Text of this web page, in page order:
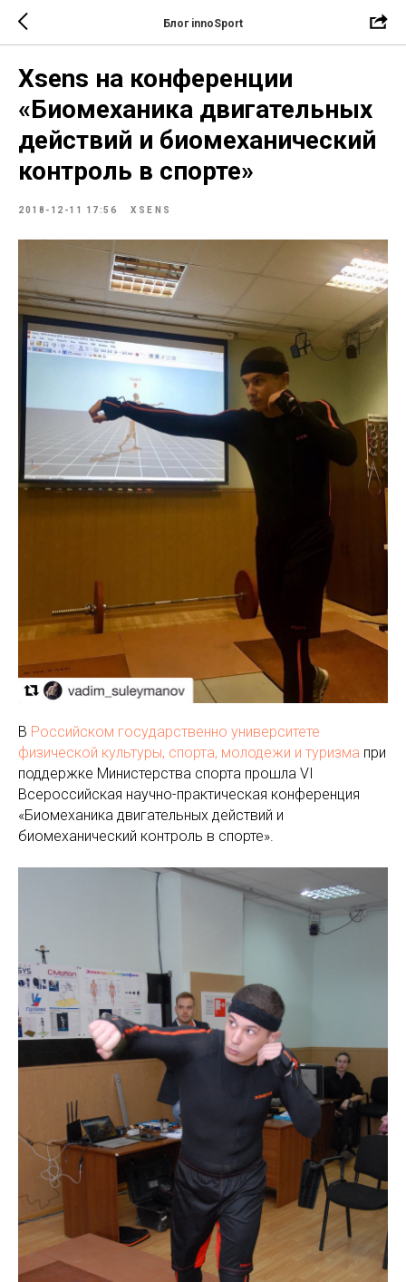
Блог innoSport
Xsens на конференции
«Биомеханика двигательных
действий и биомеханический
контроль в спорте»
2018-12-11 17:56 XSENS
В Российском государственно университете
физической культуры, спорта, молодежи и туризма при
поддержке Министерства спорта прошла VI
Всероссийская научно-практическая конференция
«Биомеханика двигательных действий и
биомеханический контроль в спорте».